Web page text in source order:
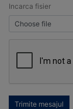
Incarca fisier
Choose file
Trimite mesajul